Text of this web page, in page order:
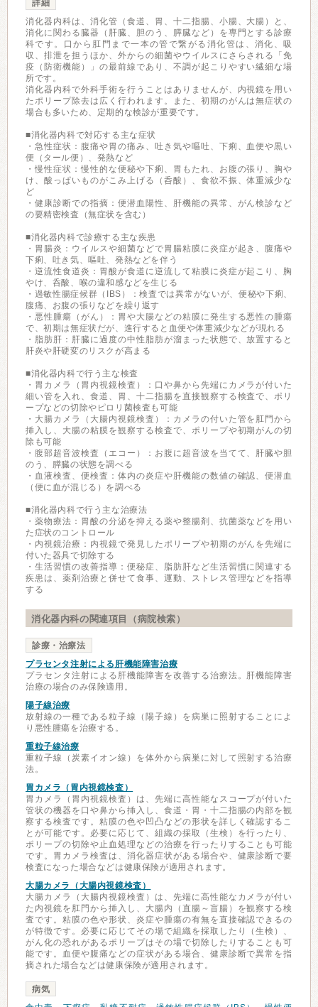
詳細
消化器内科は、消化管（食道、胃、十二指腸、小腸、大腸）と、
消化に関わる臓器（肝臓、胆のう、膵臓など）を専門とする診療
科です。口から肛門まで一本の管で繋がる消化管は、消化、吸
収、排泄を担うほか、外からの細菌やウイルスにさらされる「免
疫（防衛機能）」の最前線であり、不調が起こりやすい繊細な場
所です。
消化器内科で外科手術を行うことはありませんが、内視鏡を用い
たポリープ除去は広く行われます。また、初期のがんは無症状の
場合も多いため、定期的な検診が重要です。
■消化器内科で対応する主な症状
・急性症状：腹痛や胃の痛み、吐き気や嘔吐、下痢、血便や黒い
便（タール便）、発熱など
・慢性症状：慢性的な便秘や下痢、胃もたれ、お腹の張り、胸や
け、酸っぱいものがこみ上げる（呑酸）、食欲不振、体重減少な
ど
・健康診断での指摘：便潜血陽性、肝機能の異常、がん検診など
の要精密検査（無症状を含む）
■消化器内科で診療する主な疾患
・胃腸炎：ウイルスや細菌などで胃腸粘膜に炎症が起き、腹痛や
下痢、吐き気、嘔吐、発熱などを伴う
・逆流性食道炎：胃酸が食道に逆流して粘膜に炎症が起こり、胸
やけ、呑酸、喉の違和感などを生じる
・過敏性腸症候群（IBS）：検査では異常がないが、便秘や下痢、
腹痛、お腹の張りなどを繰り返す
・悪性腫瘍（がん）：胃や大腸などの粘膜に発生する悪性の腫瘍
で、初期は無症状だが、進行すると血便や体重減少などが現れる
・脂肪肝：肝臓に過度の中性脂肪が溜まった状態で、放置すると
肝炎や肝硬変のリスクが高まる
■消化器内科で行う主な検査
・胃カメラ（胃内視鏡検査）：口や鼻から先端にカメラが付いた
細い管を入れ、食道、胃、十二指腸を直接観察する検査で、ポリ
ープなどの切除やピロリ菌検査も可能
・大腸カメラ（大腸内視鏡検査）：カメラの付いた管を肛門から
挿入し、大腸の粘膜を観察する検査で、ポリープや初期がんの切
除も可能
・腹部超音波検査（エコー）：お腹に超音波を当てて、肝臓や胆
のう、膵臓の状態を調べる
・血液検査、便検査：体内の炎症や肝機能の数値の確認、便潜血
（便に血が混じる）を調べる
■消化器内科で行う主な治療法
・薬物療法：胃酸の分泌を抑える薬や整腸剤、抗菌薬などを用い
た症状のコントロール
・内視鏡治療：内視鏡で発見したポリープや初期のがんを先端に
付いた器具で切除する
・生活習慣の改善指導：便秘症、脂肪肝など生活習慣に関連する
疾患は、薬剤治療と併せて食事、運動、ストレス管理などを指導
する
消化器内科の関連項目（病院検索）
診療・治療法
プラセンタ注射による肝機能障害治療
プラセンタ注射による肝機能障害を改善する治療法。肝機能障害
治療の場合のみ保険適用。
陽子線治療
放射線の一種である粒子線（陽子線）を病巣に照射することによ
り悪性腫瘍を治療する。
重粒子線治療
重粒子線（炭素イオン線）を体外から病巣に対して照射する治療
法。
胃カメラ（胃内視鏡検査）
胃カメラ（胃内視鏡検査）は、先端に高性能なスコープが付いた
管状の機器を口や鼻から挿入し、食道・胃・十二指腸の内部を観
察する検査です。粘膜の色や凹凸などの形状を詳しく確認するこ
とが可能です。必要に応じて、組織の採取（生検）を行ったり、
ポリープの切除や止血処理などの治療を行ったりすることも可能
です。胃カメラ検査は、消化器症状がある場合や、健康診断で要
検査になった場合などは健康保険が適用されます。
大腸カメラ（大腸内視鏡検査）
大腸カメラ（大腸内視鏡検査）は、先端に高性能なカメラが付い
た内視鏡を肛門から挿入し、大腸内（直腸～盲腸）を観察する検
査です。粘膜の色や形状、炎症や腫瘍の有無を直接確認できるの
が特徴です。必要に応じてその場で組織を採取したり（生検）、
がん化の恐れがあるポリープはその場で切除したりすることも可
能です。血便や腹痛などの症状がある場合、健康診断で異常を指
摘された場合などは健康保険が適用されます。
病気